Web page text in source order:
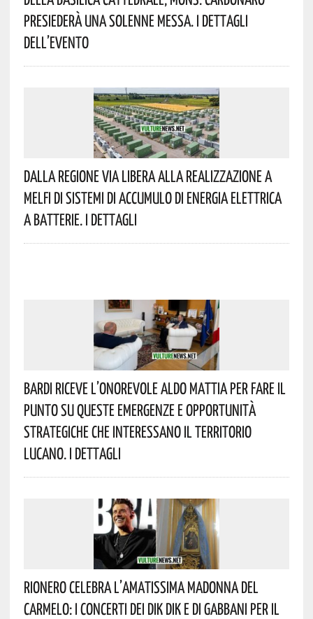
Presiederà Una Solenne Messa. I Dettagli
Dell’evento
Dalla Regione Via Libera Alla Realizzazione A
Melfi Di Sistemi Di Accumulo Di Energia Elettrica
A Batterie. I Dettagli
Bardi Riceve L’onorevole Aldo Mattia Per Fare Il
Punto Su Queste Emergenze E Opportunità
Strategiche Che Interessano Il Territorio
Lucano. I Dettagli
Rionero Celebra L’amatissima Madonna Del
Carmelo: I Concerti Dei DIK DIK E Di Gabbani Per Il